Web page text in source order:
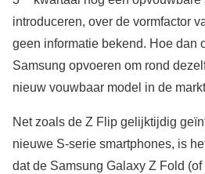
introduceren, over de vormfactor
geen informatie bekend. Hoe dan
Samsung opvoeren om rond
nieuw vouwbaar model in de
Net zoals de Z Flip gelijktijdig
nieuwe S-serie smartphones, is
dat de Samsung Galaxy Z Fold